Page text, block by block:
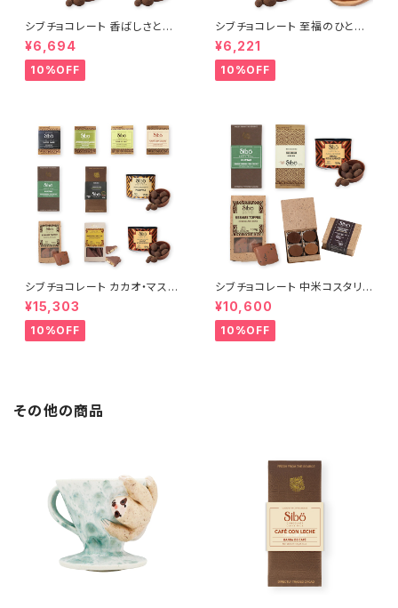
シブチョコレート 香ばしさとカ
カオが弾ける トリプル・クランチ
ー セット Sibu Chocolate
¥6,694
10%OFF
シブチョコレート 至福のひと粒
カバード・コレクション アーモン
ド・ジンジャー・コーヒー Sibu
Chocolate
¥6,221
10%OFF
シブチョコレート カカオ・マスタ
ー・コレクション セット Sibu Ch
ocolate
¥15,303
10%OFF
シブチョコレート 中米コスタリカ
を味わい尽くす プレミアム・ジャ
ーニー・セット Sibu Chocolat
e
¥10,600
10%OFF
その他の商品